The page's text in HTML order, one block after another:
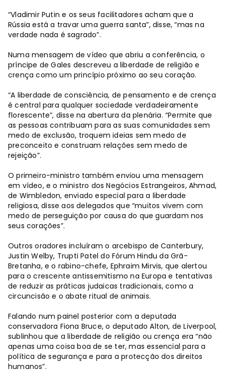
“Vladimir Putin e os seus facilitadores acham que a
Rússia está a travar uma guerra santa”, disse, “mas na
verdade nada é sagrado”.
Numa mensagem de vídeo que abriu a conferência, o
príncipe de Gales descreveu a liberdade de religião e
crença como um princípio próximo ao seu coração.
“A liberdade de consciência, de pensamento e de crença
é central para qualquer sociedade verdadeiramente
florescente”, disse na abertura da plenária. “Permite que
as pessoas contribuam para as suas comunidades sem
medo de exclusão, troquem ideias sem medo de
preconceito e construam relações sem medo de
rejeição”.
O primeiro-ministro também enviou uma mensagem
em vídeo, e o ministro dos Negócios Estrangeiros, Ahmad,
de Wimbledon, enviado especial para a liberdade
religiosa, disse aos delegados que “muitos vivem com
medo de perseguição por causa do que guardam nos
seus corações”.
Outros oradores incluíram o arcebispo de Canterbury,
Justin Welby, Trupti Patel do Fórum Hindu da Grã-
Bretanha, e o rabino-chefe, Ephraim Mirvis, que alertou
para o crescente antissemitismo na Europa e tentativas
de reduzir as práticas judaicas tradicionais, como a
circuncisão e o abate ritual de animais.
Falando num painel posterior com a deputada
conservadora Fiona Bruce, o deputado Alton, de Liverpool,
sublinhou que a liberdade de religião ou crença era “não
apenas uma coisa boa de se ter, mas essencial para a
política de segurança e para a protecção dos direitos
humanos”.